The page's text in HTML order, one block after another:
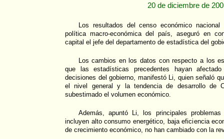
20 de diciembre de
Los resultados del censo económico
política macro-económica del país, aseguró en
capital el jefe del departamento de estadística del
Los cambios en los datos con respecto a los
que las estadísticas precedentes hayan
decisiones del gobierno, manifestó Li, quien señaló
el nivel general y la tendencia de desarrollo de
subestimado el volumen económico.
Además, apuntó Li, los principales
incluyen alto consumo energético, baja eficiencia
de crecimiento económico, no han cambiado con la